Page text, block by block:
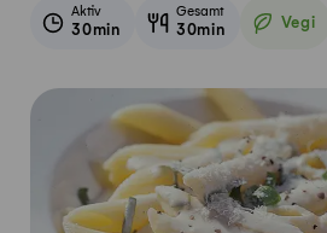
Aktiv
30min
Gesamt
30min Vegi